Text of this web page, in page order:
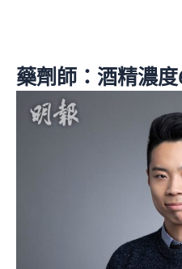
藥劑師：酒精濃